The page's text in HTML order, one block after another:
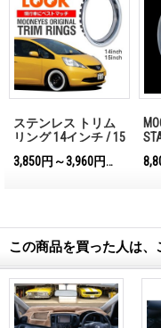
ステンレス トリム
リング 14インチ / 15
3,850円～3,960円
(税込)
この商品を買った人は